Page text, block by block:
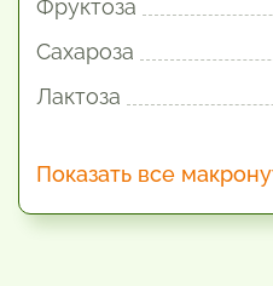
Фруктоза
Сахароза
Лактоза
Показать все